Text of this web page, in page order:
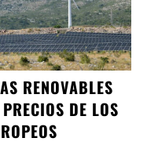
RENOVABLES
DE LOS